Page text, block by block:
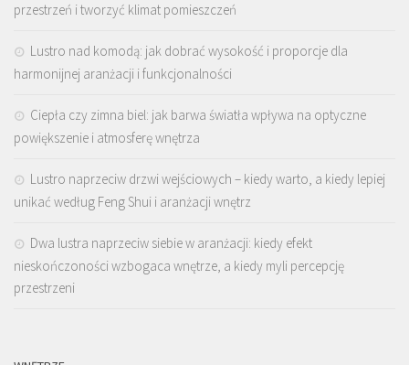
przestrzeń i tworzyć klimat pomieszczeń
Lustro nad komodą: jak dobrać wysokość i proporcje dla
harmonijnej aranżacji i funkcjonalności
Ciepła czy zimna biel: jak barwa światła wpływa na optyczne
powiększenie i atmosferę wnętrza
Lustro naprzeciw drzwi wejściowych – kiedy warto, a kiedy lepiej
unikać według Feng Shui i aranżacji wnętrz
Dwa lustra naprzeciw siebie w aranżacji: kiedy efekt
nieskończoności wzbogaca wnętrze, a kiedy myli percepcję
przestrzeni